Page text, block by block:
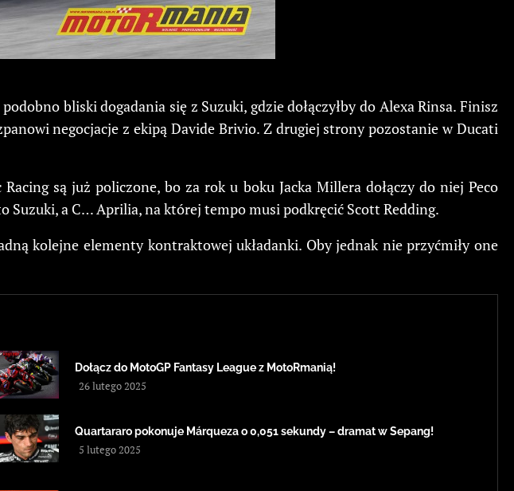
bliski dogadania się z Suzuki, gdzie dołączyłby do Alexa Rinsa. Finisz
negocjacje z ekipą Davide Brivio. Z drugiej strony pozostanie w Ducati
są już policzone, bo za rok u boku Jacka Millera dołączy do niej Peco
Suzuki, a C… Aprilia, na której tempo musi podkręcić Scott Redding.
kolejne elementy kontraktowej układanki. Oby jednak nie przyćmiły one
Dołącz do MotoGP Fantasy League z MotoRmanią!
26 lutego 2025
Quartararo pokonuje Márqueza o 0,051 sekundy – dramat w Sepang!
5 lutego 2025